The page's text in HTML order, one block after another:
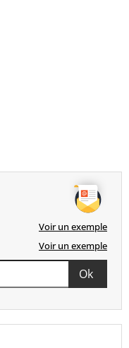
Voir un exemple
Voir un exemple